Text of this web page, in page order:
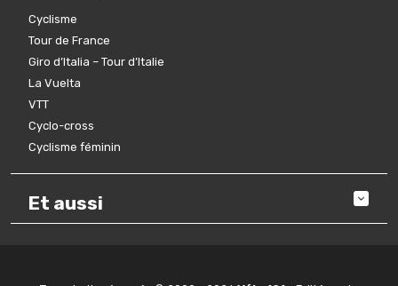
Cyclisme
Tour de France
Giro d’Italia – Tour d’Italie
La Vuelta
VTT
Cyclo-cross
Cyclisme féminin
Et aussi